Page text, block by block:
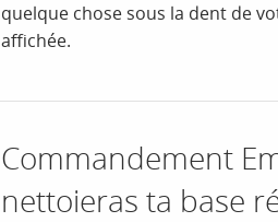
quelque chose sous la dent de
affichée.
Commandement
nettoieras ta base